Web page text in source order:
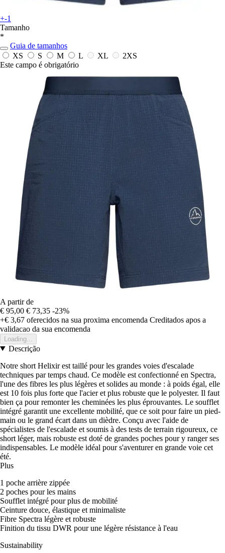
+-1
Tamanho
*
Guia de tamanhos
XS
S M L XL
2XS
Este campo é obrigatório
A partir de
€ 95,00 € 73,35 -23%
+€ 3,67 oferecidos na sua proxima encomenda Creditados apos a
validacao da sua encomenda
Loading...
Descrição
Notre short Helixir est taillé pour les grandes voies d'escalade
techniques par temps chaud. Ce modèle est confectionné en Spectra,
l'une des fibres les plus légères et solides au monde : à poids égal, elle
est 10 fois plus forte que l'acier et plus robuste que le polyester. Il faut
bien ça pour remonter les cheminées les plus éprouvantes. Le soufflet
intégré garantit une excellente mobilité, que ce soit pour faire un pied-
main ou le grand écart dans un dièdre. Conçu avec l'aide de
spécialistes de l'escalade et soumis à des tests de terrain rigoureux, ce
short léger, mais robuste est doté de grandes poches pour y ranger ses
indispensables. Le modèle idéal pour s'aventurer en grande voie cet
été.
Plus
1 poche arrière zippée
2 poches pour les mains
Soufflet intégré pour plus de mobilité
Ceinture douce, élastique et minimaliste
Fibre Spectra légère et robuste
Finition du tissu DWR pour une légère résistance à l'eau
Sustainability